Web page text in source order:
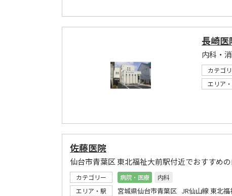
長崎医
内科・
カテゴ
エリア
佐藤医院
仙台市青葉区 東北福祉大前駅付近でおすすめ
カテゴリー 病院・医療
内科
エリア・駅
宮城県仙台市青葉区 JR仙山線 東北福